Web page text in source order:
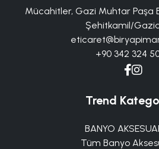
Mücahitler, Gazi Muhtar Paşa
Şehitkamil/
+90 342 324
Trend
BANYO
Tüm Banyo